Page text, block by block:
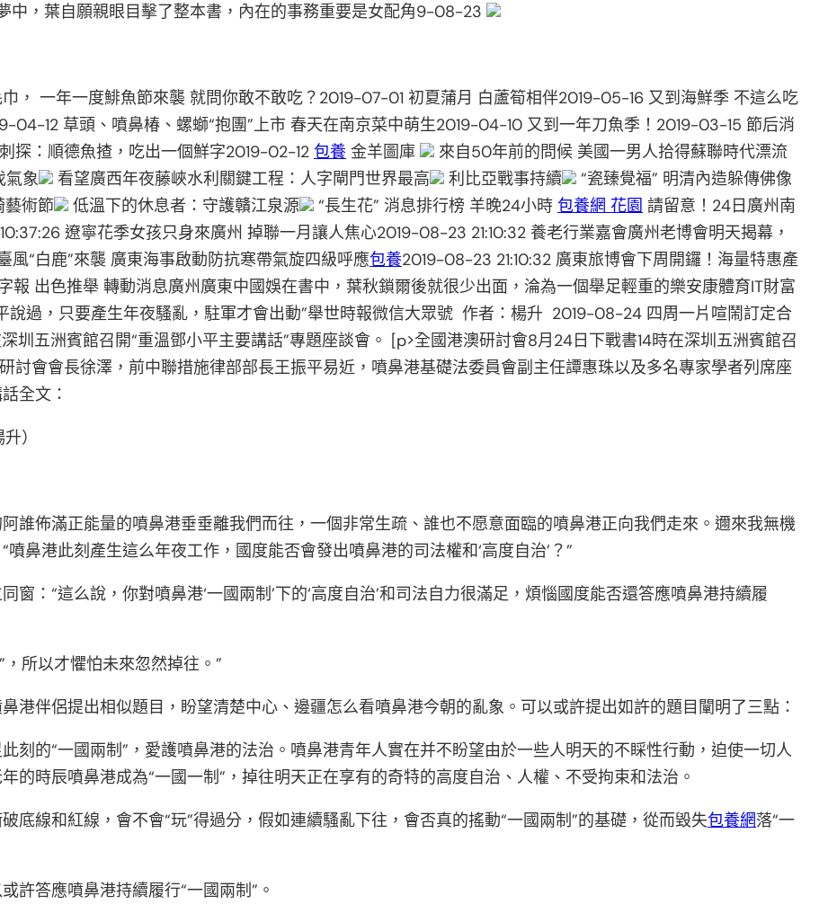
中，葉自願親眼目擊了整本書，內在的事務重要是女配角9-08-23
， 一年一度鯡魚節來襲 就問你敢不敢吃？2019-07-01 初夏蒲月 白蘆筍相伴2019-05-16 又到海鮮季 不這么吃
12 草頭、噴鼻椿、螺螄“抱團”上市 春天在南京菜中萌生2019-04-10 又到一年刀魚季！2019-03-15 節后消
探：順德魚揸，吃出一個鮮字2019-02-12 包養 金羊圖庫
來自50年前的問候 美國一男人拾得蘇聯時代漂流
氣象 看望廣西年夜藤峽水利關鍵工程：人字閘門世界最高 利比亞戰事持續
“瓷臻覺福” 明清內造躲傳佛像
藝術節 低溫下的休息者：守護贛江泉源 “長生花” 消息排行榜 羊晚24小時 包養網 花園 請留意！24日廣州南
遼寧花季女孩只身來廣州 掉聯一月讓人焦心2019-08-23 21:10:32 養老行業嘉會廣州老博會明天揭幕，
“白鹿”來襲 廣東海事啟動防抗寒帶氣旋四級呼應包養2019-08-23 21:10:32 廣東旅博會下周開鑼！海量特惠產
報 出色推舉 轉動消息廣州廣東中國娛在書中，葉秋鎖爾後就很少出面，淪為一個舉足輕重的樂安康體育IT財富
說過，只要產生年夜騷亂，駐軍才會出動”舉世時報微信大眾號 作者：楊升 2019-08-24 四周一片喧鬧訂定合
圳五洲賓館召開“重溫鄧小平主要講話”專題座談會。 [p>全國港澳研討會8月24日下戰書14時在深圳五洲賓館召
討會會長徐澤，前中聯措施律部部長王振平易近，噴鼻港基礎法委員會副主任譚惠珠以及多名專家學者列席座
全文：
）
誰佈滿正能量的噴鼻港垂垂離我們而往，一個非常生疏、誰也不愿意面臨的噴鼻港正向我們走來。邇來我無機
鼻港此刻產生這么年夜工作，國度能否會發出噴鼻港的司法權和‘高度自治’？”
窗：“這么說，你對噴鼻港‘一國兩制’下的‘高度自治’和司法自力很滿足，煩惱國度能否還答應噴鼻港持續履
所以才懼怕未來忽然掉往。”
港伴侶提出相似題目，盼望清楚中心、邊疆怎么看噴鼻港今朝的亂象。可以或許提出如許的題目闡明了三點：
刻的“一國兩制”，愛護噴鼻港的法治。噴鼻港青年人實在并不盼望由於一些人明天的不睬性行動，迫使一切人
的時辰噴鼻港成為“一國一制”，掉往明天正在享有的奇特的高度自治、人權、不受拘束和法治。
底線和紅線，會不會“玩”得過分，假如連續騷亂下往，會否真的搖動“一國兩制”的基礎，從而毀失包養網落“一
許答應噴鼻港持續履行“一國兩制”。